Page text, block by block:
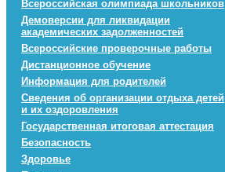
Всероссийская олимпиада школьников
Демоверсии для ликвидации
академических задолженностей
Всероссийские проверочные работы
Дистанционное обучение
Информация для родителей
Сведения об организации отдыха детей
и их оздоровления
Государственная итоговая аттестация
Безопасность
Здоровье